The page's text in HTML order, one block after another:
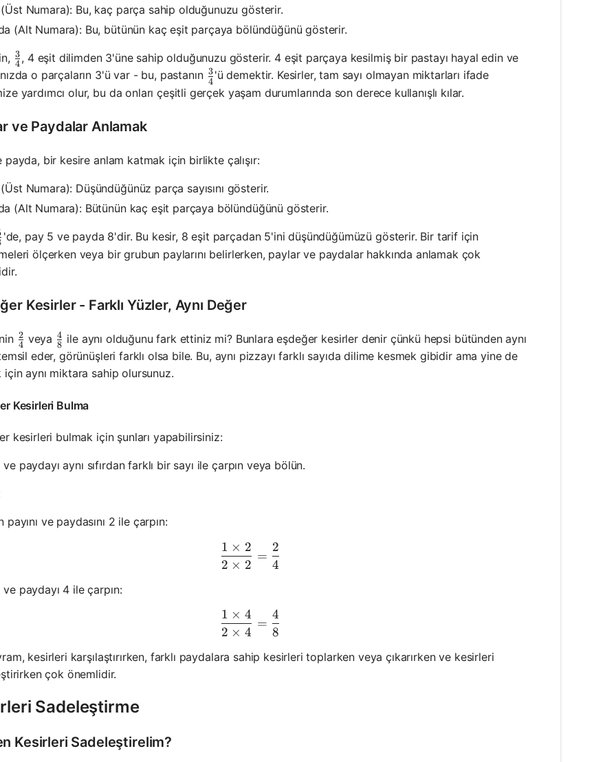
Numara): Bu, kaç parça sahip olduğunuzu gösterir.
(Alt Numara): Bu, bütünün kaç eşit parçaya bölündüğünü gösterir.
\frac{3}{4}
4
3 , 4 eşit dilimden 3'üne sahip olduğunuzu gösterir. 4 eşit parçaya kesilmiş bir pastayı hayal edin ve
o parçaların 3'ü var - bu, pastanın \frac{3}{4}
4
3 'ü demektir. Kesirler, tam sayı olmayan miktarları ifade
yardımcı olur, bu da onları çeşitli gerçek yaşam durumlarında son derece kullanışlı kılar.
ve Paydalar Anlamak
payda, bir kesire anlam katmak için birlikte çalışır:
Numara): Düşündüğünüz parça sayısını gösterir.
(Alt Numara): Bütünün kaç eşit parçaya bölündüğünü gösterir.
'de, pay 5 ve payda 8'dir. Bu kesir, 8 eşit parçadan 5'ini düşündüğümüzü gösterir. Bir tarif için
ölçerken veya bir grubun paylarını belirlerken, paylar ve paydalar hakkında anlamak çok
Kesirler - Farklı Yüzler, Aynı Değer
\frac{2}{4}
4
2 veya \frac{4}{8}
8
4 ile aynı olduğunu fark ettiniz mi? Bunlara eşdeğer kesirler denir çünkü hepsi bütünden aynı
temsil eder, görünüşleri farklı olsa bile. Bu, aynı pizzayı farklı sayıda dilime kesmek gibidir ama yine de
için aynı miktara sahip olursunuz.
Kesirleri Bulma
kesirleri bulmak için şunları yapabilirsiniz:
ve paydayı aynı sıfırdan farklı bir sayı ile çarpın veya bölün.
payını ve paydasını 2 ile çarpın:
\frac{1 \times 2}{2 \times 2}=\frac{2}{4}
2 × 2
1 × 2
=
4
2
ve paydayı 4 ile çarpın:
\frac{1 \times 4}{2 \times 4}=\frac{4}{8}
2 × 4
1 × 4
=
8
4
kesirleri karşılaştırırken, farklı paydalara sahip kesirleri toplarken veya çıkarırken ve kesirleri
çok önemlidir.
Sadeleştirme
Kesirleri Sadeleştirelim?